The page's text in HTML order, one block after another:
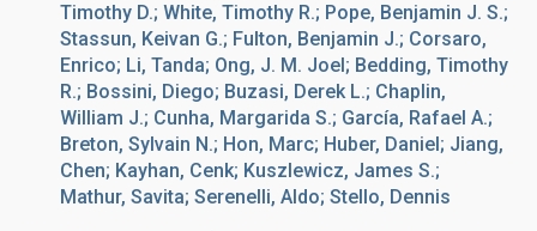
Timothy D.; White, Timothy R.; Pope, Benjamin J. S.;
Stassun, Keivan G.; Fulton, Benjamin J.; Corsaro,
Enrico; Li, Tanda; Ong, J. M. Joel; Bedding, Timothy
R.; Bossini, Diego; Buzasi, Derek L.; Chaplin,
William J.; Cunha, Margarida S.; García, Rafael A.;
Breton, Sylvain N.; Hon, Marc; Huber, Daniel; Jiang,
Chen; Kayhan, Cenk; Kuszlewicz, James S.;
Mathur, Savita; Serenelli, Aldo; Stello, Dennis